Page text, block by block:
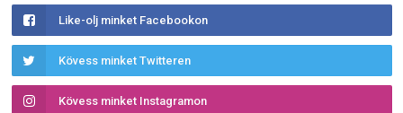
Like-olj minket Facebookon
Kövess minket Twitteren
Kövess minket Instagramon